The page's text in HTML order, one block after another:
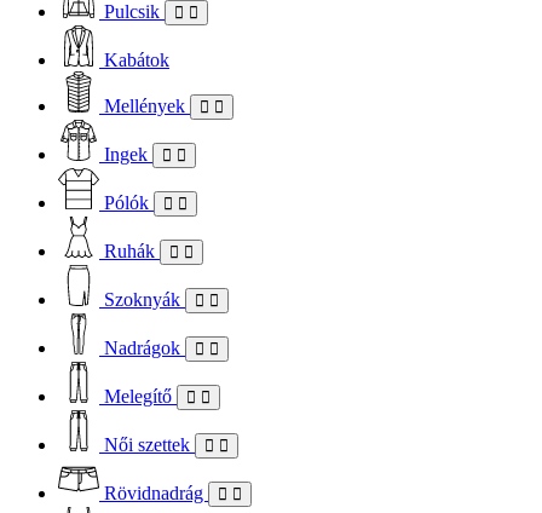
Pulcsik
Kabátok
Mellények
Ingek
Pólók
Ruhák
Szoknyák
Nadrágok
Melegítő
Női szettek
Rövidnadrág